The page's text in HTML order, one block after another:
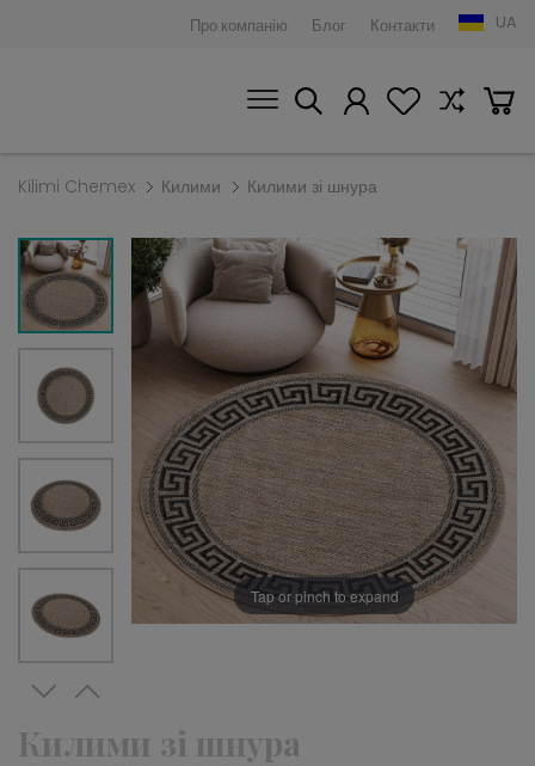
Про компанію Блог Контакти UA
Kilimi Chemex Килими Килими зі шнура
Tap or pinch to expand
Килими зі шнура